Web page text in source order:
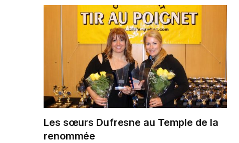
Les sœurs Dufresne au Temple de la
renommée